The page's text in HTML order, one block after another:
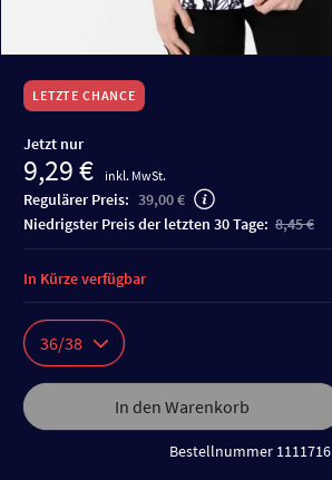
LETZTE CHANCE
Jetzt nur
9,29 € inkl. MwSt.
Regulärer Preis: 39,00 €
niedrigster Preis der letzten 30 Tage: 8,45 €
36/38
In den Warenkorb
Bestellnummer 1111716
In Kürze verfügbar